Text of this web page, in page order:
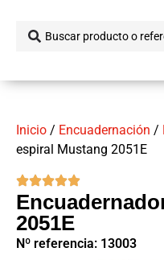
Inicio / Encuadernación /
espiral Mustang 2051E
2051E
Nº referencia: 13003